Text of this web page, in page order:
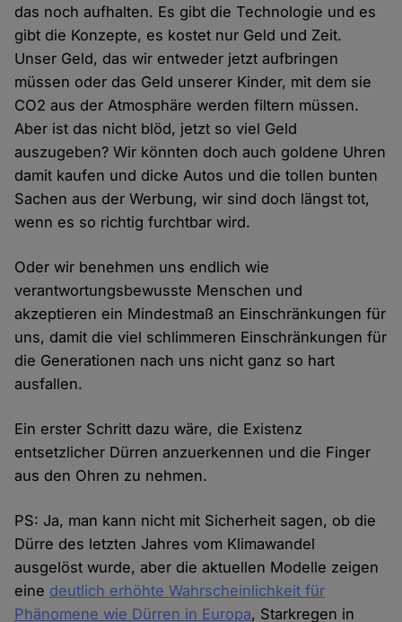
das noch aufhalten. Es gibt die Technologie und es
gibt die Konzepte, es kostet nur Geld und Zeit.
Unser Geld, das wir entweder jetzt aufbringen
müssen oder das Geld unserer Kinder, mit dem sie
CO2 aus der Atmosphäre werden filtern müssen.
Aber ist das nicht blöd, jetzt so viel Geld
auszugeben? Wir könnten doch auch goldene Uhren
damit kaufen und dicke Autos und die tollen bunten
Sachen aus der Werbung, wir sind doch längst tot,
wenn es so richtig furchtbar wird.
Oder wir benehmen uns endlich wie
verantwortungsbewusste Menschen und
akzeptieren ein Mindestmaß an Einschränkungen für
uns, damit die viel schlimmeren Einschränkungen für
die Generationen nach uns nicht ganz so hart
ausfallen.
Ein erster Schritt dazu wäre, die Existenz
entsetzlicher Dürren anzuerkennen und die Finger
aus den Ohren zu nehmen.
PS: Ja, man kann nicht mit Sicherheit sagen, ob die
Dürre des letzten Jahres vom Klimawandel
ausgelöst wurde, aber die aktuellen Modelle zeigen
eine deutlich erhöhte Wahrscheinlichkeit für
Phänomene wie Dürren in Europa, Starkregen in